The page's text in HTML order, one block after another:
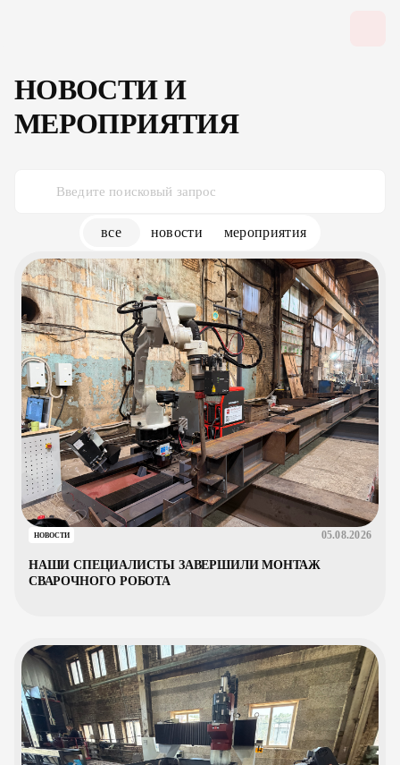
НОВОСТИ И
МЕРОПРИЯТИЯ
все новости мероприятия
НОВОСТИ 05.08.2026
НАШИ СПЕЦИАЛИСТЫ ЗАВЕРШИЛИ МОНТАЖ
СВАРОЧНОГО РОБОТА